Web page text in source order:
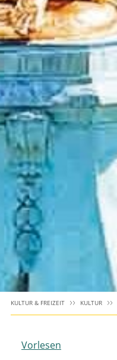
KULTUR & FREIZEIT KULTUR
Vorlesen